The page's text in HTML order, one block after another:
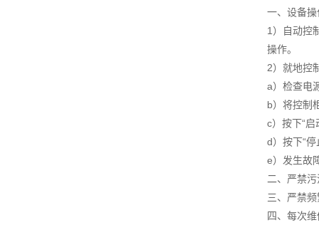
一、设备操
1）自动控
操作。
2）就地控
a）检查电
b）将控制
c）按下“
d）按下“
e）发生故
二、严禁
三、严禁
四、每次